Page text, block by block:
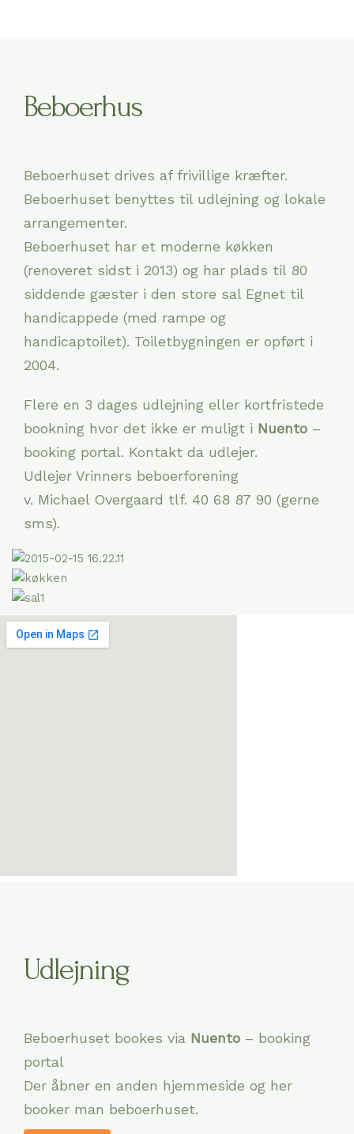
Beboerhus
Beboerhuset drives af frivillige kræfter.
Beboerhuset benyttes til udlejning og lokale
arrangementer.
Beboerhuset har et moderne køkken
(renoveret sidst i 2013) og har plads til 80
siddende gæster i den store sal Egnet til
handicappede (med rampe og
handicaptoilet). Toiletbygningen er opført i
2004.
Flere en 3 dages udlejning eller kortfristede
bookning hvor det ikke er muligt i Nuento –
booking portal. Kontakt da udlejer.
Udlejer Vrinners beboerforening
v. Michael Overgaard tlf. 40 68 87 90 (gerne
sms).
Udlejning
Beboerhuset bookes via Nuento – booking
portal
Der åbner en anden hjemmeside og her
booker man beboerhuset.